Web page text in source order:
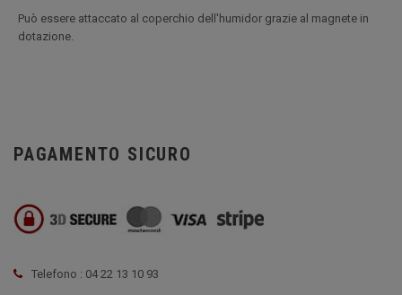
Può essere attaccato al coperchio dell'humidor grazie al magnete in
dotazione.
PAGAMENTO SICURO
Telefono : 04 22 13 10 93